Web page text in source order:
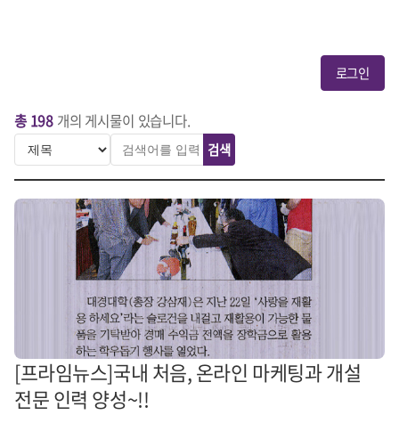
로그인
총 198 개의 게시물이 있습니다.
검색
[프라임뉴스]국내 처음, 온라인 마케팅과 개설
전문 인력 양성~!!